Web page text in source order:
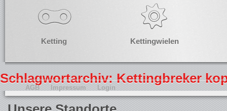
Ketting Kettingwielen
Schlagwortarchiv: Kettingbreker
AGB Impressum Login